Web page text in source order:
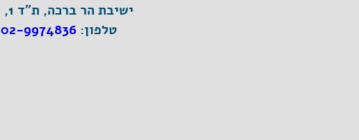
ישיבת הר ברכה, ת"ד 1, הר ברכה מיקוד 4483500 |
טלפון:02-9974836